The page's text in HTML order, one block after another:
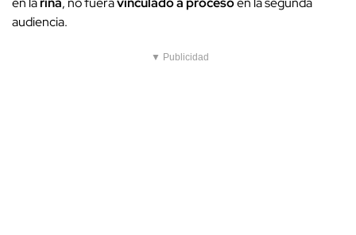
audiencia.
▼ Publicidad